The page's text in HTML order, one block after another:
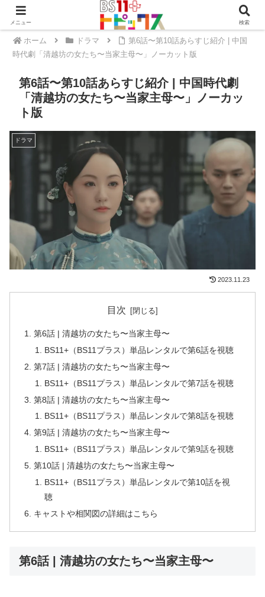
ホーム ドラマ
第6話〜第10話あらすじ紹介 | 中国
時代劇「清越坊の女たち〜当家主母〜」ノーカット版
第6話〜第10話あらすじ紹介 | 中国時代劇
「清越坊の女たち〜当家主母〜」ノーカッ
ト版
ドラマ
2023.11.23
目次
第6話 | 清越坊の女たち〜当家主母〜
BS11+（BS11プラス）単品レンタルで第6話を視聴
第7話 | 清越坊の女たち〜当家主母〜
BS11+（BS11プラス）単品レンタルで第7話を視聴
第8話 | 清越坊の女たち〜当家主母〜
BS11+（BS11プラス）単品レンタルで第8話を視聴
第9話 | 清越坊の女たち〜当家主母〜
BS11+（BS11プラス）単品レンタルで第9話を視聴
第10話 | 清越坊の女たち〜当家主母〜
BS11+（BS11プラス）単品レンタルで第10話を視
聴
キャストや相関図の詳細はこちら
第6話 | 清越坊の女たち〜当家主母〜
メニュー 検索